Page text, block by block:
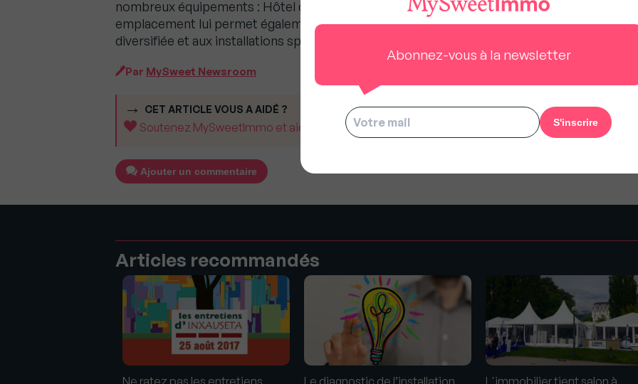
nombreux équipements : Hôtel de ville, établissements scolaires, commerces. Son
emplacement lui permet également d’accéder facilement à une offre culturelle
diversifiée et aux installations sportives.
Par MySweet Newsroom
CET ARTICLE VOUS A AIDÉ ?
Soutenez MySweetImmo et aidez-nous à rester gratuit pour tous.
Ajouter un commentaire
Articles recommandés
Ne ratez pas les entretiens
Le diagnostic de l’installation
L'immobilier tient salon à
Abonnez-vous à la newsletter